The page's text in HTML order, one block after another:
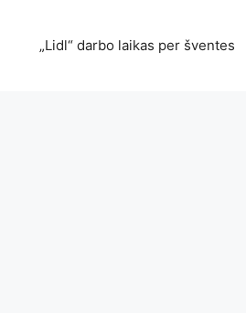
„Lidl“ darbo laikas per šventes